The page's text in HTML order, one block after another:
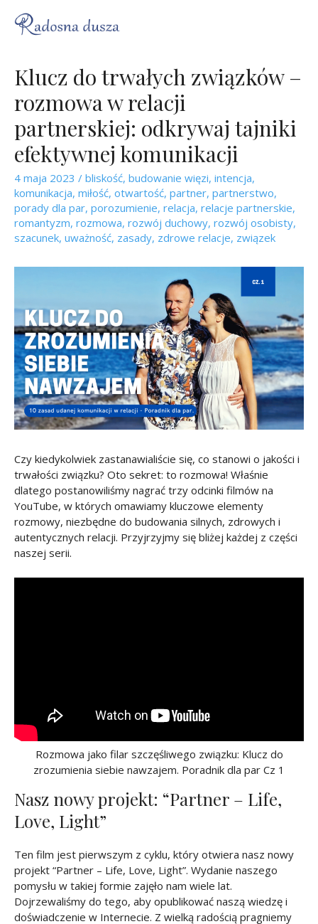
Klucz do trwałych związków –
rozmowa w relacji
partnerskiej: odkrywaj tajniki
efektywnej komunikacji
4 maja 2023 / bliskość, budowanie więzi, intencja,
komunikacja, miłość, otwartość, partner, partnerstwo,
porady dla par, porozumienie, relacja, relacje partnerskie,
romantyzm, rozmowa, rozwój duchowy, rozwój osobisty,
szacunek, uważność, zasady, zdrowe relacje, związek
Czy kiedykolwiek zastanawialiście się, co stanowi o jakości i
trwałości związku? Oto sekret: to rozmowa! Właśnie
dlatego postanowiliśmy nagrać trzy odcinki filmów na
YouTube, w których omawiamy kluczowe elementy
rozmowy, niezbędne do budowania silnych, zdrowych i
autentycznych relacji. Przyjrzyjmy się bliżej każdej z części
naszej serii.
Rozmowa jako filar szczęśliwego związku: Klucz do
zrozumienia siebie nawzajem. Poradnik dla par Cz 1
Nasz nowy projekt: “Partner – Life,
Love, Light”
Ten film jest pierwszym z cyklu, który otwiera nasz nowy
projekt “Partner – Life, Love, Light”. Wydanie naszego
pomysłu w takiej formie zajęło nam wiele lat.
Dojrzewaliśmy do tego, aby opublikować naszą wiedzę i
doświadczenie w Internecie. Z wielką radością pragniemy